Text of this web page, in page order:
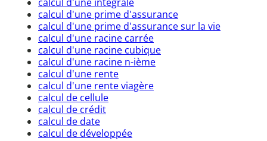
calcul d'une prime d'assurance
calcul d'une prime d'assurance sur la vie
calcul d'une racine carrée
calcul d'une racine cubique
calcul d'une racine n-ième
calcul d'une rente
calcul d'une rente viagère
calcul de cellule
calcul de crédit
calcul de date
calcul de développée